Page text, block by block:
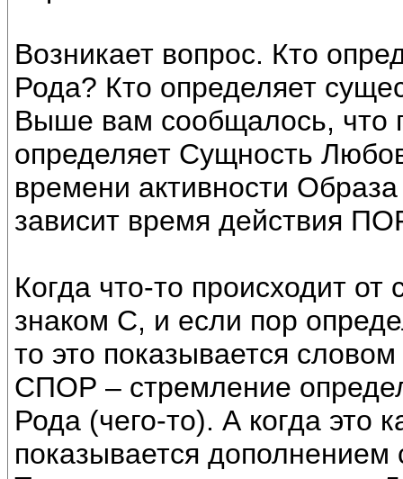
Возникает вопрос. Кто
Рода? Кто определяет
Выше вам сообщалось, что
определяет Сущность
времени активности
зависит время действия
Когда что-то происходит от
знаком С, и если пор
то это показывается словом
СПОР – стремление
Рода (чего-то). А когда это
показывается дополнением